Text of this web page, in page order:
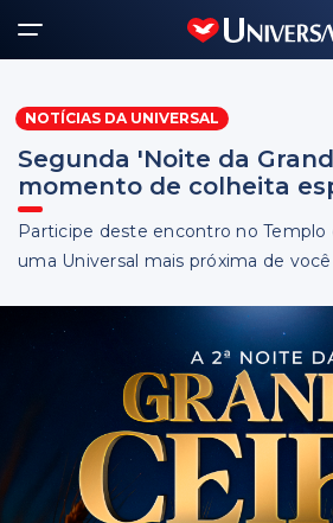
NOTÍCIAS DA UNIVERSAL
Segunda 'Noite da
momento de colheita
Participe deste encontro no Templo
uma Universal mais próxima de você